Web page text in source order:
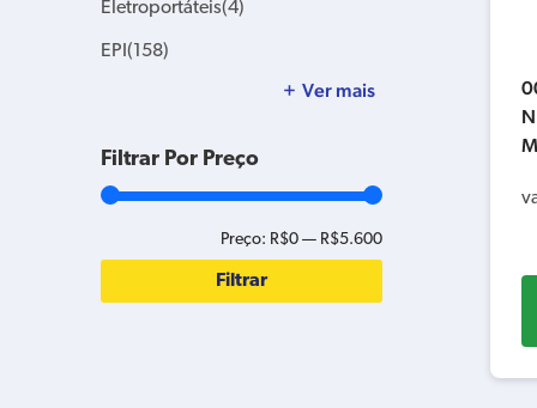
Eletroportáteis(4)
EPI (158)
Ver mais
Filtrar Por Preço
Filtrar
Preço: R$0 — R$5.600